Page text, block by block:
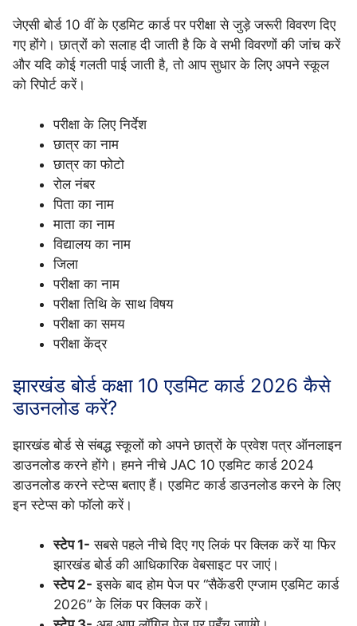
जेएसी बोर्ड 10 वीं के एडमिट कार्ड पर परीक्षा से जुड़े जरूरी विवरण दिए
गए होंगे। छात्रों को सलाह दी जाती है कि वे सभी विवरणों की जांच करें
और यदि कोई गलती पाई जाती है, तो आप सुधार के लिए अपने स्कूल
को रिपोर्ट करें।
परीक्षा के लिए निर्देश
छात्र का नाम
छात्र का फोटो
रोल नंबर
पिता का नाम
माता का नाम
विद्यालय का नाम
जिला
परीक्षा का नाम
परीक्षा तिथि के साथ विषय
परीक्षा का समय
परीक्षा केंद्र
झारखंड बोर्ड कक्षा 10 एडमिट कार्ड 2026 कैसे
डाउनलोड करें?
झारखंड बोर्ड से संबद्ध स्कूलों को अपने छात्रों के प्रवेश पत्र ऑनलाइन
डाउनलोड करने होंगे। हमने नीचे JAC 10 एडमिट कार्ड 2024
डाउनलोड करने स्टेप्स बताए हैं। एडमिट कार्ड डाउनलोड करने के लिए
इन स्टेप्स को फॉलो करें।
स्टेप 1- सबसे पहले नीचे दिए गए लिकं पर क्लिक करें या फिर
झारखंड बोर्ड की आधिकारिक वेबसाइट पर जाएं।
स्टेप 2- इसके बाद होम पेज पर “सैकेंडरी एग्जाम एडमिट कार्ड
2026” के लिंक पर क्लिक करें।